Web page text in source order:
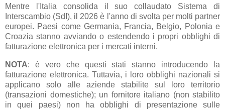
Mentre l'Italia consolida il suo collaudato Sistema di
Interscambio (SdI), il 2026 è l'anno di svolta per molti partner
europei. Paesi come Germania, Francia, Belgio, Polonia e
Croazia stanno avviando o estendendo i propri obblighi di
fatturazione elettronica per i mercati interni.
NOTA: è vero che questi stati stanno introducendo la
fatturazione elettronica. Tuttavia, i loro obblighi nazionali si
applicano solo alle aziende stabilite sul loro territorio
(transazioni domestiche); un fornitore italiano (non stabilito
in quei paesi) non ha obblighi di presentazione sulle